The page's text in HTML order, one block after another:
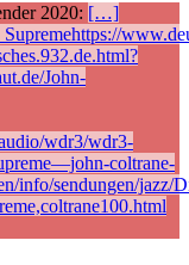
2020: […]
John-
wdr3/wdr3-
coltrane-
info/sendungen/jazz/